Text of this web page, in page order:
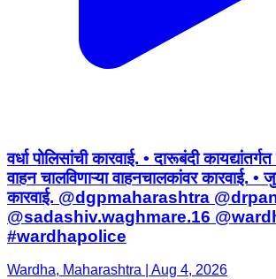
वर्धा पोलिसांची कारवाई. • दारूबंदी
वाहन चालविणाऱ्या वाहनचालकांवर कारवाई. •
कारवाई. @dgpmaharashtra
@sadashiv.waghmare.16
#wardhapolice
Wardha, Maharashtra | Aug 4, 2026